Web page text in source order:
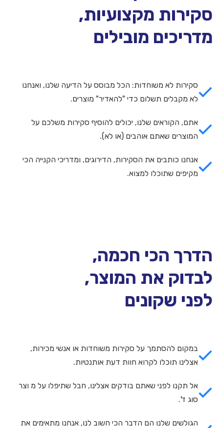
סקירות מקצועיות,
מדריכים מובילים
סקירות לא משוחדות: הכל מבוסס על הדיעה שלנו, ואנחנו
לא מקבלים תשלום כדי "להאדיר" מוצרים.
אתם, הקוראים שלנו, יכולים להוסיף סקירות משלכם על
המוצרים שאתם אוהבים (או לא).
אנחנו כותבים את הסקירות, הדירוגים, ומדריכי הקנייה הכי
מקיפים שתוכלו למצוא.
הדרך הכי חכמה,
לבדוק את המוצר,
לפני שקונים
במקום להסתמך על סקירות משוחדות או אנשי מכירות,
אצלינו תוכלו לקרוא חוות דעת אותנטיות.
אל תקנו לפני שאתם בודקים אצלינו, חבל שתיפלו על מ וצר
סוג ד'.
הגולשים שלנו הם הדבר הכי חשוב לנו, אנחנו מתאימים את